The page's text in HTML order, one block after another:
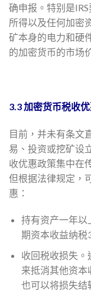
确申报。特别是
所得以及任何加密
矿本身的电力和硬
的加密货币的市场
3.3 加密货币税收
目前，并未有条文
易、投资或挖矿设
收优惠政策集中在
但根据法律规定，
惠：
持有资产一年以
期资本收益纳税
收回税收损失
来抵消其他资本
也可以将损失结